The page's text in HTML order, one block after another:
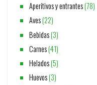
Aperitivos y entrantes(78)
Aves(22)
Bebidas(3)
Carnes(41)
Helados(5)
Huevos(3)